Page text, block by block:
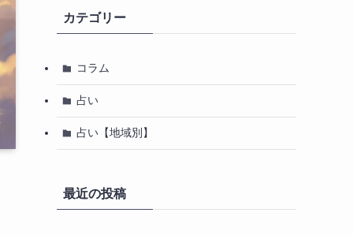
カテゴリー
コラム
占い
占い【地域別】
最近の投稿